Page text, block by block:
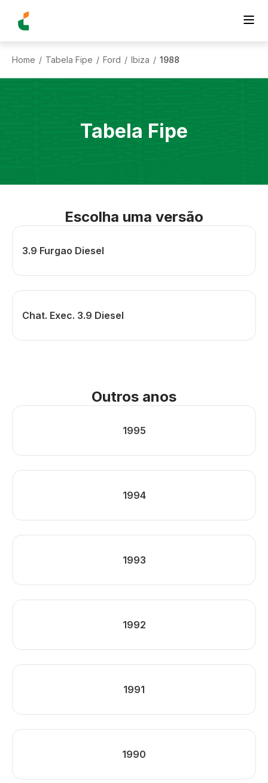
Home / Tabela Fipe / Ford / Ibiza / 1988
Tabela Fipe
Escolha uma versão
3.9 Furgao Diesel
Chat. Exec. 3.9 Diesel
Outros anos
1995
1994
1993
1992
1991
1990